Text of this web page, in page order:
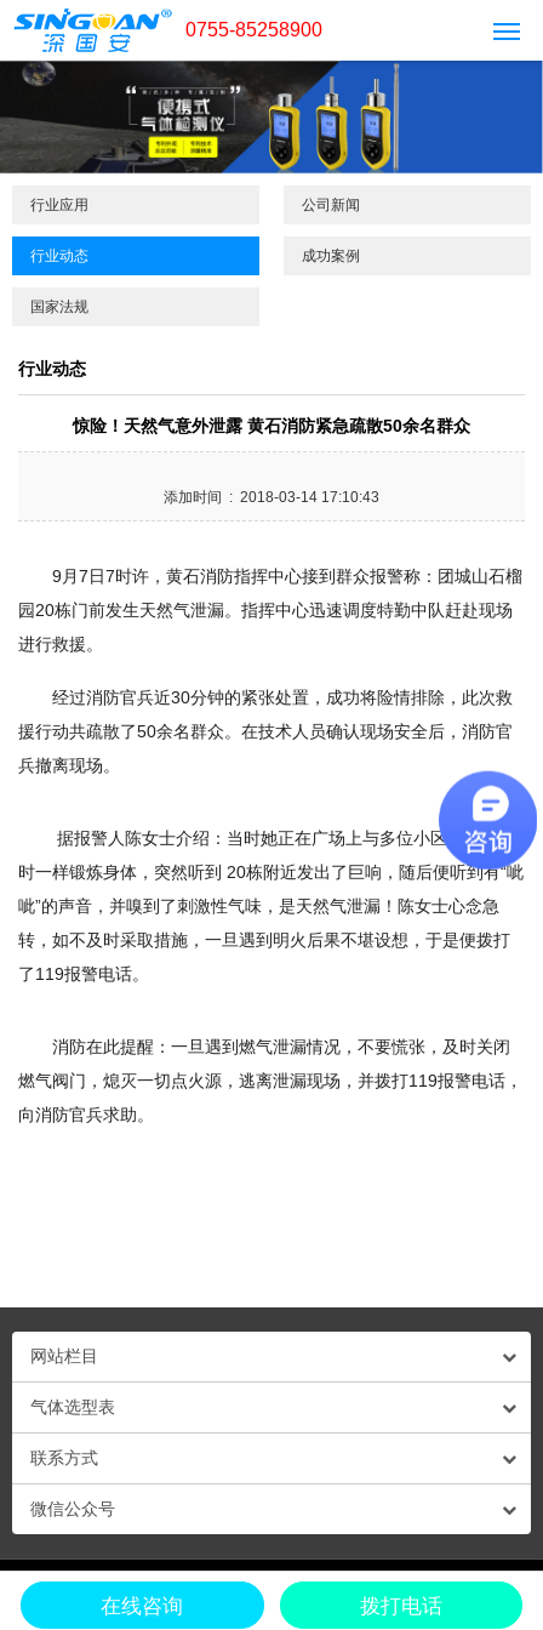
0755-85258900
行业应用 公司新闻
行业动态 成功案例
国家法规
行业动态
惊险！天然气意外泄露 黄石消防紧急疏散50余名群众
添加时间 : 2018-03-14 17:10:43
9月7日7时许，黄石消防指挥中心接到群众报警称：团城山石榴
园20栋门前发生天然气泄漏。指挥中心迅速调度特勤中队赶赴现场
进行救援。
经过消防官兵近30分钟的紧张处置，成功将险情排除，此次救
援行动共疏散了50余名群众。在技术人员确认现场安全后，消防官
兵撤离现场。
据报警人陈女士介绍：当时她正在广场上与多位小区居民和平
时一样锻炼身体，突然听到 20栋附近发出了巨响，随后便听到有“呲
呲”的声音，并嗅到了刺激性气味，是天然气泄漏！陈女士心念急
转，如不及时采取措施，一旦遇到明火后果不堪设想，于是便拨打
了119报警电话。
消防在此提醒：一旦遇到燃气泄漏情况，不要慌张，及时关闭
燃气阀门，熄灭一切点火源，逃离泄漏现场，并拨打119报警电话，
向消防官兵求助。
网站栏目
气体选型表
联系方式
微信公众号
粤ICP备13009878号-1 粤公网安备44030702001695号 © Copyright 2018 深圳市深
国安电子科技有限公司 All Rights Reserve
0.0290s
在线咨询 拨打电话